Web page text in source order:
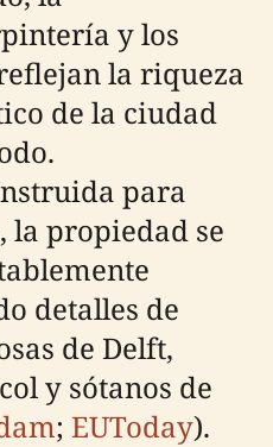
y los
la riqueza
de la ciudad
para
la propiedad se
detalles de
de Delft,
y sótanos de
; EUToday).